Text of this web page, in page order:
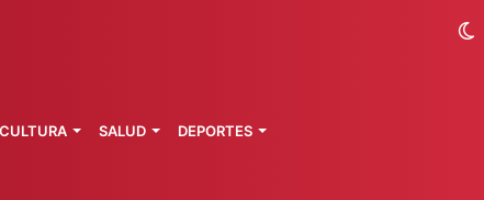
CULTURA SALUD DEPORTES